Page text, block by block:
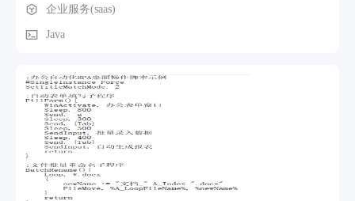
程、功能路径描述 网站后台更新流程：管理员登录独立后台→
对应模块修改图文内容（产品 / 新闻 / 轮播图）→保存发布，
产品、新闻栏目浏览详细内容； 客户线索收集流程：访客浏览
产品后点击咨询 / 预约按钮→填写姓名、电话、需求内容并提
交表单→后台管理端即时收到访客提交的线索信息，管理员可
查看、导出客户信息跟进对接； 企业宣传推广流程：企业将官
网域名印在名片、宣传物料、短视频、社交平台引流，客户通
过链接进入官网全面了解企业实力、产品服务，实现线上品牌
获客。
企业服务(saas)
Java